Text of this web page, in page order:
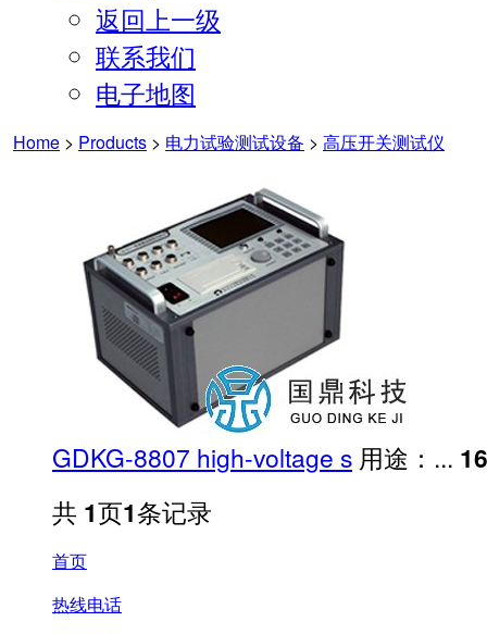
返回上一级
联系我们
电子地图
Home > Products > 电力试验测试设备 > 高压开关测试仪
GDKG-8807 high-voltage s 用途：...
共 1页1条记录
首页
热线电话